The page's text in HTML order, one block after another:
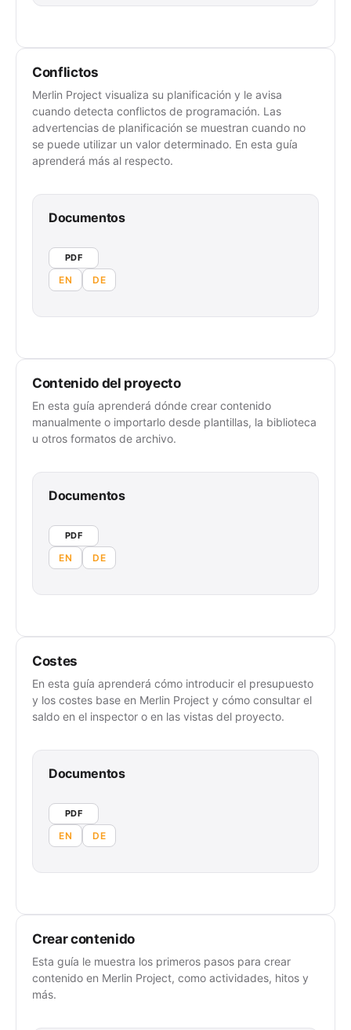
Conflictos
Merlin Project visualiza su planificación y le avisa
cuando detecta conflictos de programación. Las
advertencias de planificación se muestran cuando no
se puede utilizar un valor determinado. En esta guía
aprenderá más al respecto.
Documentos
PDF
EN DE
Contenido del proyecto
En esta guía aprenderá dónde crear contenido
manualmente o importarlo desde plantillas, la biblioteca
u otros formatos de archivo.
Documentos
PDF
EN DE
Costes
En esta guía aprenderá cómo introducir el presupuesto
y los costes base en Merlin Project y cómo consultar el
saldo en el inspector o en las vistas del proyecto.
Documentos
PDF
EN DE
Crear contenido
Esta guía le muestra los primeros pasos para crear
contenido en Merlin Project, como actividades, hitos y
más.